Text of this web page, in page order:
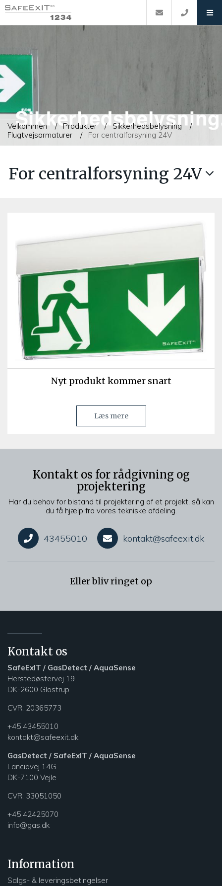
Velkommen Produkter
Sikkerhedsbelysning
Flugtvejsarmaturer
For centralforsyning 24V
For centralforsyning 24V
Nyt produkt kommer snart
Læs mere
Kontakt os for rådgivning og
projektering
Har du behov for bistand til projektering af et projekt, så kan
du få hjælp fra vores tekniske afdeling.
43455010 kontakt@safeexit.dk
Eller bliv ringet op
Kontakt os
SafeExIT / GasDetect / AquaSense
Herstedøstervej 19
DK-2600 Glostrup
CVR: 20365773
+45 43455010
kontakt@safeexit.dk
GasDetect / SafeExIT / AquaSense
Lanciavej 14G
DK-7100 Vejle
CVR: 33051050
+45 42425070
info@gas.dk
Information
Salgs- & leveringsbetingelser